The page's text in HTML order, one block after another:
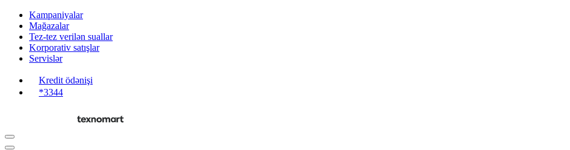
Kampaniyalar
Mağazalar
Tez-tez verilən suallar
Korporativ satışlar
Servislər
Kredit ödənişi
*3344